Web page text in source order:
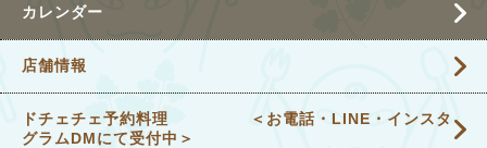
カレンダー
店舗情報
ドチェチェ予約料理 ＜お電話・LINE・インスタ
グラムDMにて受付中＞